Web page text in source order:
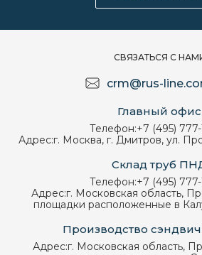
СВЯЗАТЬСЯ С
crm@rus-
Главный офис
Телефон:+7 (495)
Адрес:г. Москва, г. Дмитров, ул.
Склад труб
Телефон:+7 (495)
Адрес:г. Московская область,
площадки расположенные в
Производство
Адрес:г. Московская область,